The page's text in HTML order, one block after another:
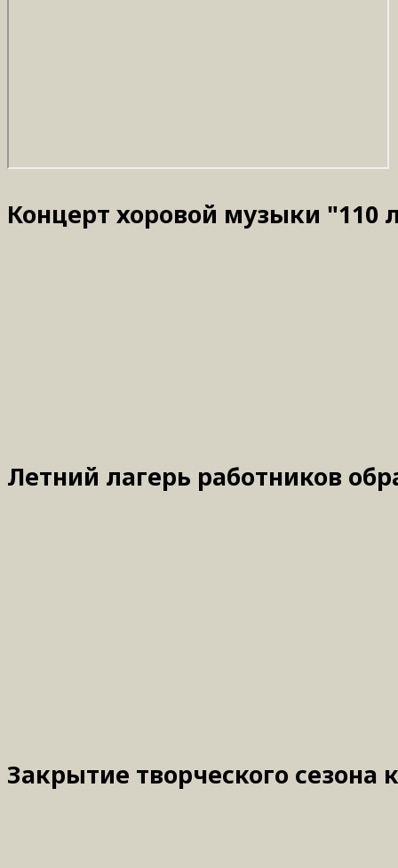
Концерт хоровой музыки "110
Летний лагерь работников
Закрытие творческого сезона